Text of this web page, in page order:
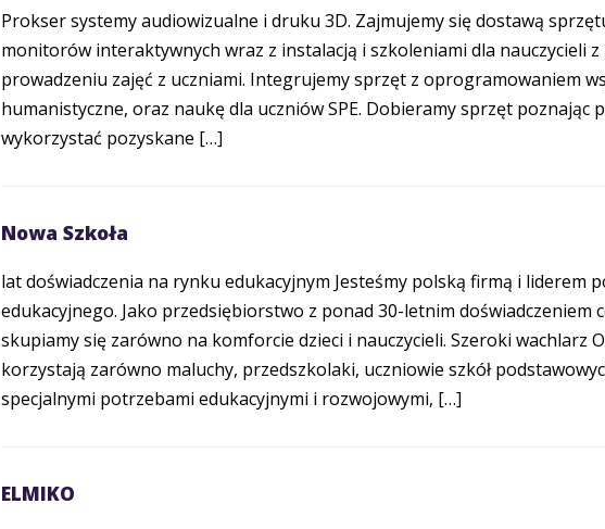
Prokser systemy audiowizualne i druku 3D. Zajmujemy się dostawą
monitorów interaktywnych wraz z instalacją i szkoleniami dla nauczycieli
prowadzeniu zajęć z uczniami. Integrujemy sprzęt z oprogramowaniem
humanistyczne, oraz naukę dla uczniów SPE. Dobieramy sprzęt poznając
wykorzystać pozyskane […]
Nowa Szkoła
lat doświadczenia na rynku edukacyjnym Jesteśmy polską firmą i liderem
edukacyjnego. Jako przedsiębiorstwo z ponad 30-letnim doświadczeniem
skupiamy się zarówno na komforcie dzieci i nauczycieli. Szeroki wachlarz
korzystają zarówno maluchy, przedszkolaki, uczniowie szkół
specjalnymi potrzebami edukacyjnymi i rozwojowymi, […]
ELMIKO